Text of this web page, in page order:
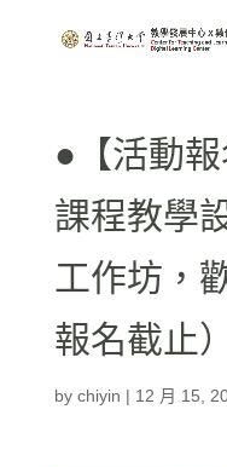
●【活動報
課程教學
工作坊，
報名截止）
by chiyin | 12 月 15,